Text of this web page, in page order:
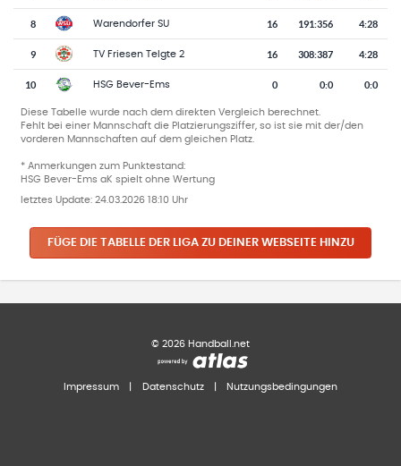
8 Warendorfer SU 16 191:356 4:28
9 TV Friesen Telgte 2 16 308:387 4:28
10 HSG Bever-Ems 0 0:0 0:0
Diese Tabelle wurde nach dem direkten Vergleich berechnet.
Fehlt bei einer Mannschaft die Platzierungsziffer, so ist sie mit der/den
vorderen Mannschaften auf dem gleichen Platz.
* Anmerkungen zum Punktestand:
HSG Bever-Ems aK spielt ohne Wertung
letztes Update: 24.03.2026 18:10 Uhr
FÜGE DIE TABELLE DER LIGA ZU DEINER WEBSEITE HINZU
© 2026 Handball.net
Impressum Datenschutz Nutzungsbedingungen